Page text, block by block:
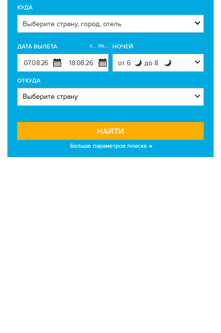
КУДА
ДАТА ВЫЛЕТА с... по... НОЧЕЙ
ОТКУДА
НАЙТИ
Больше параметров поиска